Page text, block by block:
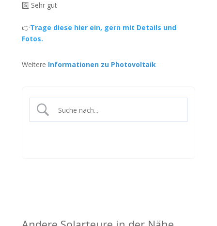
5️⃣ Sehr gut
👉Trage diese hier ein, gern mit Details und
Fotos.
Weitere Informationen zu Photovoltaik